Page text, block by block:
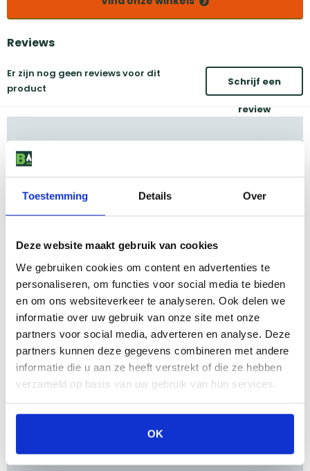
Toestemming Details Over
Deze website maakt gebruik van cookies
We gebruiken cookies om content en advertenties te
personaliseren, om functies voor social media te bieden
en om ons websiteverkeer te analyseren. Ook delen we
informatie over uw gebruik van onze site met onze
partners voor social media, adverteren en analyse. Deze
partners kunnen deze gegevens combineren met andere
informatie die u aan ze heeft verstrekt of die ze hebben
verzameld op basis van uw gebruik van hun services.
OK
Reviews
Er zijn nog geen reviews voor dit
product
Schrijf een
review